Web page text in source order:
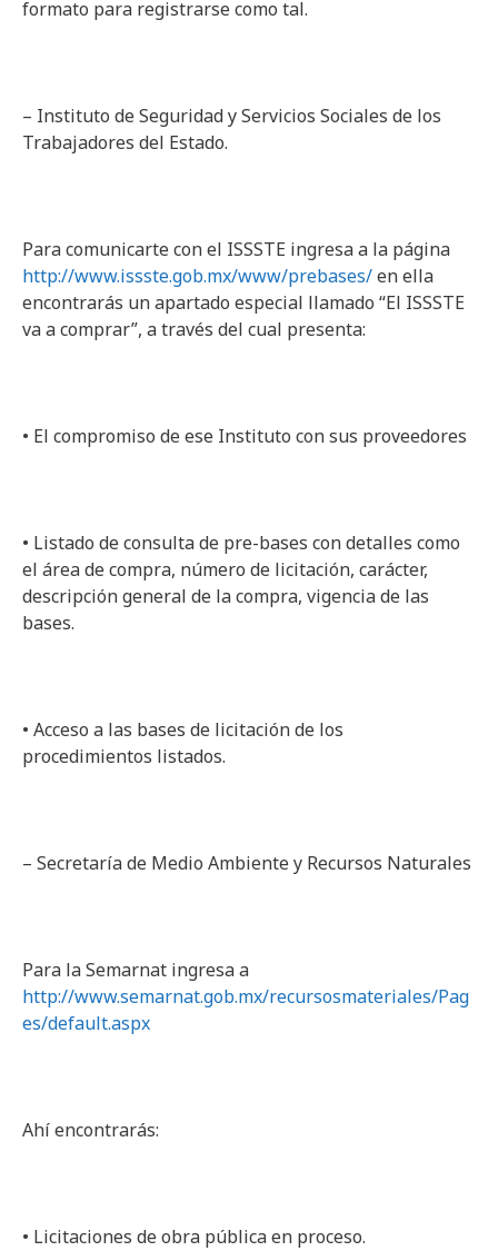
formato para registrarse como tal.
– Instituto de Seguridad y Servicios Sociales de los
Trabajadores del Estado.
Para comunicarte con el ISSSTE ingresa a la página
http://www.issste.gob.mx/www/prebases/en ella
encontrarás un apartado especial llamado “El ISSSTE
va a comprar”, a través del cual presenta:
• El compromiso de ese Instituto con sus proveedores
• Listado de consulta de pre-bases con detalles como
el área de compra, número de licitación, carácter,
descripción general de la compra, vigencia de las
bases.
• Acceso a las bases de licitación de los
procedimientos listados.
– Secretaría de Medio Ambiente y Recursos Naturales
Para la Semarnat ingresa a
http://www.semarnat.gob.mx/recursosmateriales/Pag
es/default.aspx
Ahí encontrarás:
• Licitaciones de obra pública en proceso.